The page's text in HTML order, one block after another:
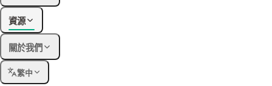
資源
關於我們
繁中